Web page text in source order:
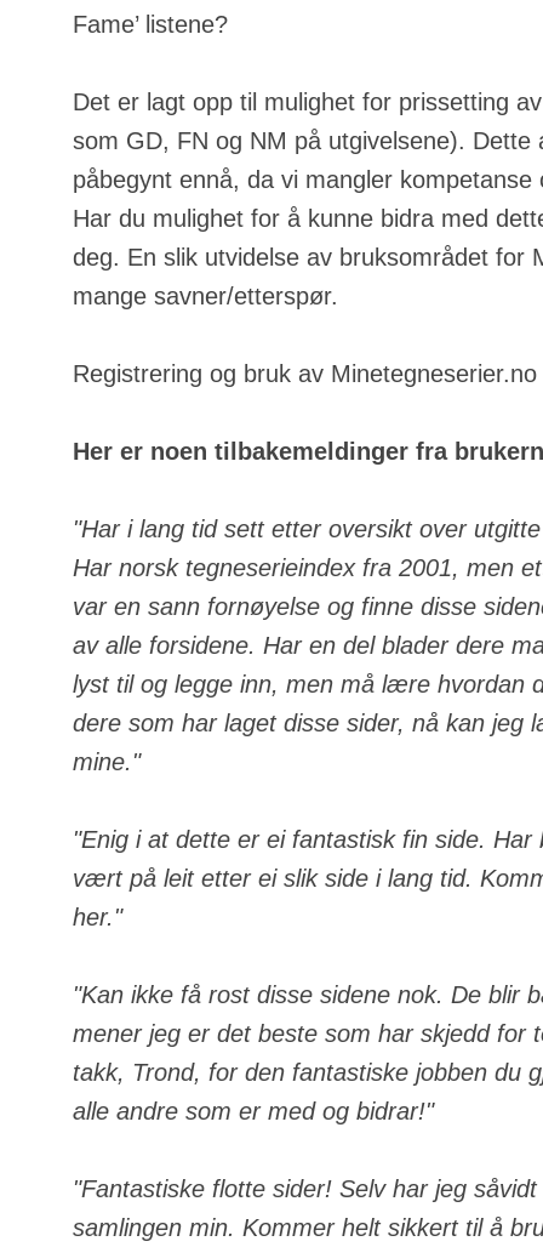
Fame’ listene?
Det er lagt opp til mulighet for prissetting
som GD, FN og NM på utgivelsene). Dette
påbegynt ennå, da vi mangler
Har du mulighet for å kunne bidra med
deg. En slik utvidelse av bruksområdet for
mange savner/etterspør.
Registrering og bruk av
Her er noen tilbakemeldinger fra
"Har i lang tid sett etter oversikt over
Har norsk tegneserieindex fra 2001, men
var en sann fornøyelse og finne disse
av alle forsidene. Har en del blader dere
lyst til og legge inn, men må lære hvordan
dere som har laget disse sider, nå kan jeg
mine."
"Enig i at dette er ei fantastisk fin side.
vært på leit etter ei slik side i lang tid.
her."
"Kan ikke få rost disse sidene nok. De blir
mener jeg er det beste som har skjedd for
takk, Trond, for den fantastiske jobben du
alle andre som er med og bidrar!"
"Fantastiske flotte sider! Selv har jeg
samlingen min. Kommer helt sikkert til å